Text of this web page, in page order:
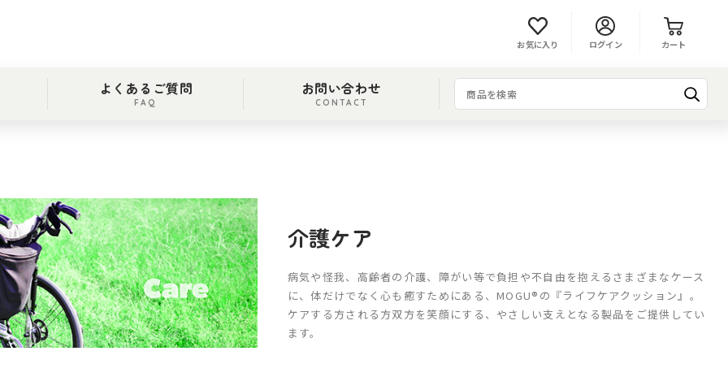
ログイン
お気に入り カート
よくあるご質問
FAQ
お問い合わせ
CONTACT
介護ケア
病気や怪我、高齢者の介護、障がい等で負担や不自由を抱えるさまざまなケース
に、体だけでなく心も癒すためにある、MOGU®の『ライフケアクッション』。
ケアする方される方双方を笑顔にする、やさしい支えとなる製品をご提供してい
ます。